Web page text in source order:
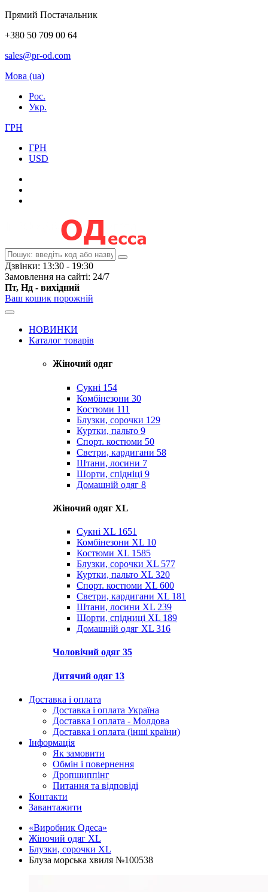
Прямий Постачальник
+380 50 709 00 64
sales@pr-od.com
Мова (ua)
Рос.
Укр.
ГРН
ГРН
USD
Дзвінки: 13:30 - 19:30
Замовлення на сайті: 24/7
Пт, Нд - вихідний
Ваш кошик порожній
НОВИНКИ
Каталог товарів
Жіночий одяг
Сукні 154
Комбінезони 30
Костюми 111
Блузки, сорочки 129
Куртки, пальто 9
Спорт. костюми 50
Светри, кардигани 58
Штани, лосини 7
Шорти, спідніці 9
Домашній одяг 8
Жіночий одяг XL
Cукні XL 1651
Комбінезони XL 10
Костюми XL 1585
Блузки, сорочки XL 577
Куртки, пальто XL 320
Спорт. костюми XL 600
Светри, кардигани XL 181
Штани, лосини XL 239
Шорти, спідниці XL 189
Домашній одяг XL 316
Чоловічий одяг 35
Дитячий одяг 13
Доставка і оплата
Доставка і оплата Україна
Доставка і оплата - Молдова
Доставка і оплата (інші країни)
Інформація
Як замовити
Обмін і повернення
Дропшиппінг
Питання та відповіді
Контакти
Завантажити
«Виробник Одеса»
Жіночий одяг XL
Блузки, сорочки XL
Блуза морська хвиля №100538